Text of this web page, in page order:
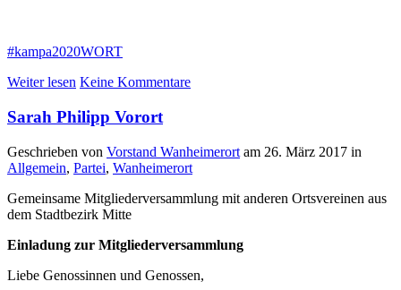
#kampa2020WORT
Weiter lesen Keine Kommentare
Sarah Philipp Vorort
Geschrieben von Vorstand Wanheimerort am 26. März 2017 in
Allgemein, Partei, Wanheimerort
Gemeinsame Mitgliederversammlung mit anderen Ortsvereinen aus
dem Stadtbezirk Mitte
Einladung zur Mitgliederversammlung
Liebe Genossinnen und Genossen,